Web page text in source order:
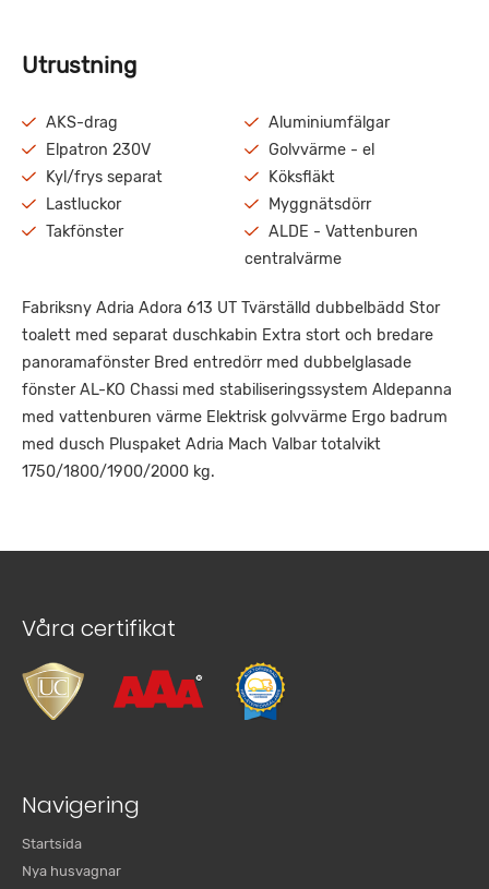
Utrustning
AKS-drag
Aluminiumfälgar
Elpatron 230V
Golvvärme - el
Kyl/frys separat
Köksfläkt
Lastluckor
Myggnätsdörr
Takfönster
ALDE - Vattenburen
centralvärme
Fabriksny Adria Adora 613 UT Tvärställd dubbelbädd Stor
toalett med separat duschkabin Extra stort och bredare
panoramafönster Bred entredörr med dubbelglasade
fönster AL-KO Chassi med stabiliseringssystem Aldepanna
med vattenburen värme Elektrisk golvvärme Ergo badrum
med dusch Pluspaket Adria Mach Valbar totalvikt
1750/1800/1900/2000 kg.
Våra certifikat
Navigering
Startsida
Nya husvagnar